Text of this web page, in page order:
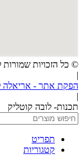
© כל הזכויות שמורות
|
הפקת אתר - אריאלה
|
תכנות- לובה קוטליק
תפריט
קטגוריות